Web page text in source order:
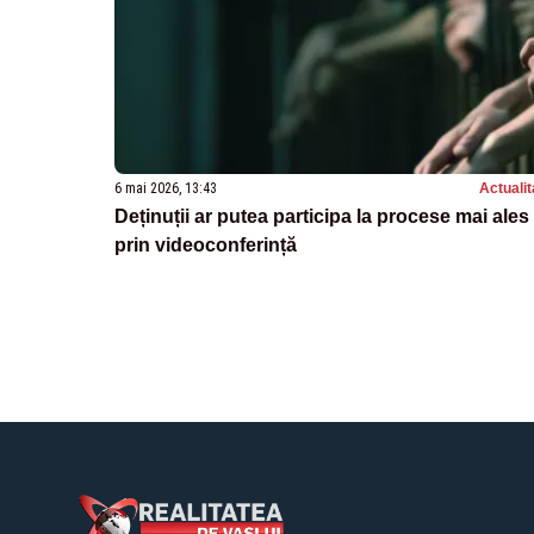
6 mai 2026, 13:43
Deținuții ar putea participa la procese mai ales
prin videoconferință